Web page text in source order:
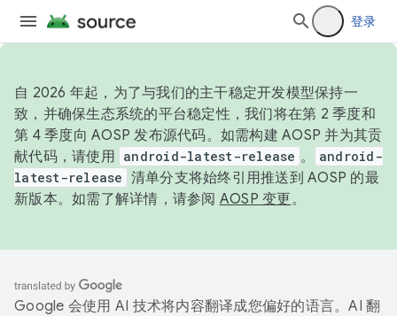
登录
自 2026 年起，为了与我们的主干稳定开发模型保持一
致，并确保生态系统的平台稳定性，我们将在第 2 季度和
第 4 季度向 AOSP 发布源代码。如需构建 AOSP 并为其贡
献代码，请使用 android-latest-release 。
android-
latest-release 清单分支将始终引用推送到 AOSP 的最
新版本。如需了解详情，请参阅 AOSP 变更。
Google 会使用 AI 技术将内容翻译成您偏好的语言。AI 翻